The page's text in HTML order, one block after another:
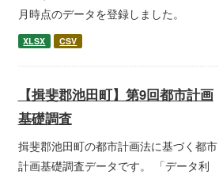
月時点のデータを登録しました。
XLSX CSV
【揖斐郡池田町】第9回都市計画
基礎調査
揖斐郡池田町の都市計画法に基づく都市
計画基礎調査データです。 「データ利